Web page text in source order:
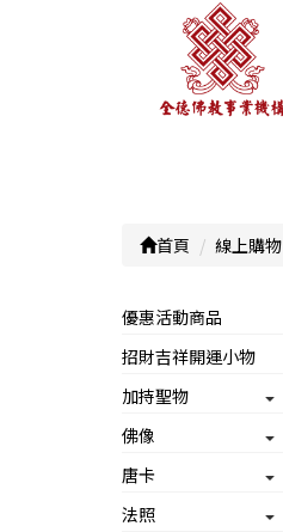
首頁 線上購物
優惠活動商品
招財吉祥開運小物
加持聖物
佛像
唐卡
法照